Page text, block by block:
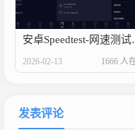
安卓
2026-02-13 1666 人
发表评论